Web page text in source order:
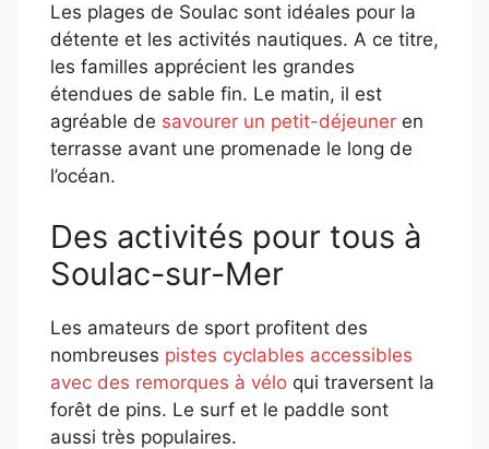
Les plages de Soulac sont idéales pour la
détente et les activités nautiques. A ce titre,
les familles apprécient les grandes
étendues de sable fin. Le matin, il est
agréable de savourer un petit-déjeuner en
terrasse avant une promenade le long de
l’océan.
Des activités pour tous à
Soulac-sur-Mer
Les amateurs de sport profitent des
nombreuses pistes cyclables accessibles
avec des remorques à vélo qui traversent la
forêt de pins. Le surf et le paddle sont
aussi très populaires.